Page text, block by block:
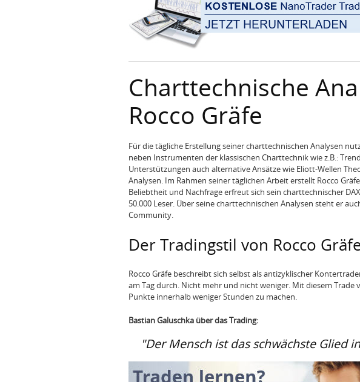
Charttechnische
Rocco Gräfe
Für die tägliche Erstellung seiner charttechnischen Analysen
neben Instrumenten der klassischen Charttechnik wie z.B.:
Unterstützungen auch alternative Ansätze wie Eliott-Wellen
Analysen. Im Rahmen seiner täglichen Arbeit erstellt Rocco
Beliebtheit und Nachfrage erfreut sich sein charttechnischer
50.000 Leser. Über seine charttechnischen Analysen steht er
Community.
Der Tradingstil von Rocco
Rocco Gräfe beschreibt sich selbst als antizyklischer
am Tag durch. Nicht mehr und nicht weniger. Mit diesem Trade
Punkte innerhalb weniger Stunden zu machen.
Bastian Galuschka über das Trading:
"Der Mensch ist das schwächste Glied